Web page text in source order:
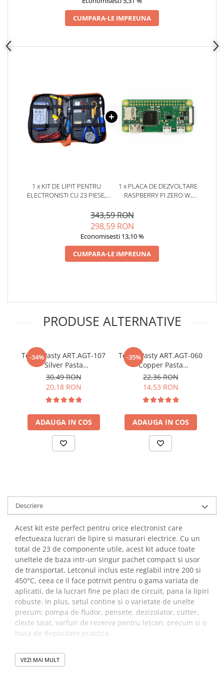
CUMPARA-LE IMPREUNA
1 x KIT DE LIPIT PENTRU
ELECTRONISTI CU 23 PIESE,
1 x PLACA DE DEZVOLTARE
RASPBERRY PI ZERO W,
343,59 RON
298,59 RON
Economisesti 13,10 %
CUMPARA-LE IMPREUNA
PRODUSE ALTERNATIVE
-34%
TermoPasty ART.AGT-107
Silver Pasta
termoconductoare cu
particule de argint 3g
30,49 RON
20,18 RON
ADAUGA IN COS
-35%
TermoPasty ART.AGT-060
Copper Pasta
termoconductoare pe
baza de cupru 4g
22,36 RON
14,53 RON
ADAUGA IN COS
Descriere
Acest kit este perfect pentru orice electronist care
efectueaza lucrari de lipire si masurari electrice. Cu un
total de 23 de componente utile, acest kit aduce toate
uneltele de baza intr-un singur pachet compact si usor
de transportat. Letconul inclus este reglabil intre 200 si
450°C, ceea ce il face potrivit pentru o gama variata de
aplicatii, de la lucrari fine pe placi de circuit, pana la lipiri
robuste. In plus, setul contine si o varietate de unelte
precum: pompa de fludor, pensete, dezizolator, cutter,
cleste taiat, varfuri de rezerva pentru letcon, precum si o
husa de depozitare practica.
Beneficii kit pentru lipit,
VEZI MAI MULT